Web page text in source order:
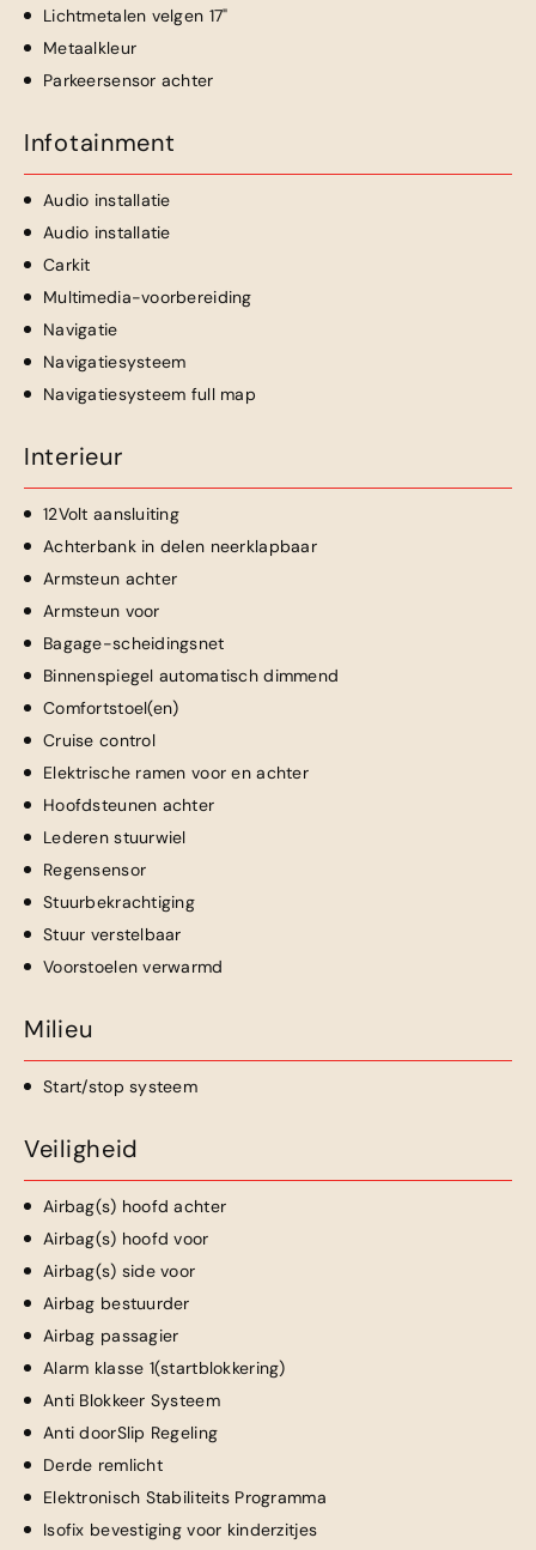
Lichtmetalen velgen 17"
Metaalkleur
Parkeersensor achter
Infotainment
Audio installatie
Audio installatie
Carkit
Multimedia-voorbereiding
Navigatie
Navigatiesysteem
Navigatiesysteem full map
Interieur
12Volt aansluiting
Achterbank in delen neerklapbaar
Armsteun achter
Armsteun voor
Bagage-scheidingsnet
Binnenspiegel automatisch dimmend
Comfortstoel(en)
Cruise control
Elektrische ramen voor en achter
Hoofdsteunen achter
Lederen stuurwiel
Regensensor
Stuurbekrachtiging
Stuur verstelbaar
Voorstoelen verwarmd
Milieu
Start/stop systeem
Veiligheid
Airbag(s) hoofd achter
Airbag(s) hoofd voor
Airbag(s) side voor
Airbag bestuurder
Airbag passagier
Alarm klasse 1(startblokkering)
Anti Blokkeer Systeem
Anti doorSlip Regeling
Derde remlicht
Elektronisch Stabiliteits Programma
Isofix bevestiging voor kinderzitjes